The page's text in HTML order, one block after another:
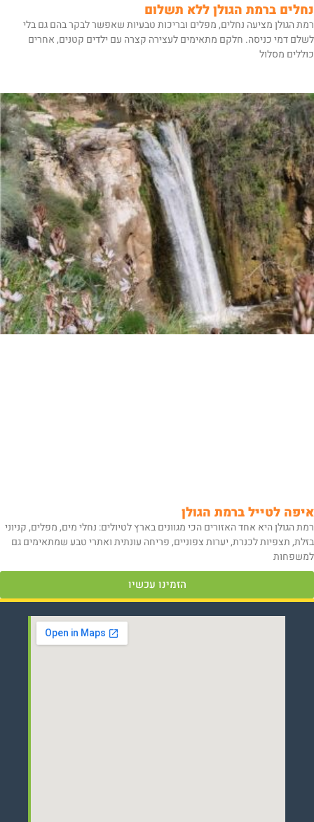
נחלים ברמת הגולן ללא תשלום
רמת הגולן מציעה נחלים, מפלים ובריכות טבעיות שאפשר לבקר בהם גם בלי
לשלם דמי כניסה. חלקם מתאימים לעצירה קצרה עם ילדים קטנים, אחרים
כוללים מסלול
איפה לטייל ברמת הגולן
רמת הגולן היא אחד האזורים הכי מגוונים בארץ לטיולים: נחלי מים, מפלים, קניוני
בזלת, תצפיות לכנרת, יערות צפוניים, פריחה עונתית ואתרי טבע שמתאימים גם
למשפחות
הזמינו עכשיו